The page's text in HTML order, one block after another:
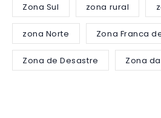
Zona Sul zona rural
zona Norte Zona Franca
Zona de Desastre Zona